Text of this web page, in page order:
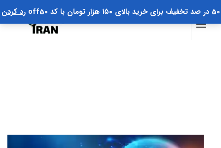
50 در صد تخفیف برای خرید بالای ۱۵۰ هزار تومان با کد off50 رد کردن